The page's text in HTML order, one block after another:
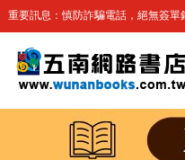
重要訊息：慎防詐騙電話，絕無簽